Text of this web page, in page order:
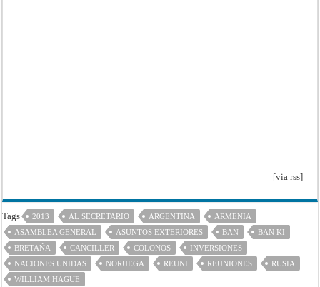
[via rss]
Tags 2013 AL SECRETARIO ARGENTINA
ARMENIA
ASAMBLEA GENERAL
ASUNTOS EXTERIORES BAN
BAN KI
BRETAÑA
CANCILLER COLONOS
INVERSIONES
NACIONES UNIDAS
NORUEGA REUNI REUNIONES
RUSIA
WILLIAM HAGUE